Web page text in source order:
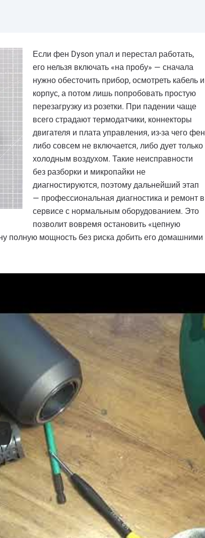
Если фен Dyson упал и перестал работать,
его нельзя включать «на пробу» — сначала
нужно обесточить прибор, осмотреть кабель и
корпус, а потом лишь попробовать простую
перезагрузку из розетки. При падении чаще
всего страдают термодатчики, коннекторы
двигателя и плата управления, из-за чего фен
либо совсем не включается, либо дует только
холодным воздухом. Такие неисправности
без разборки и микропайки не
диагностируются, поэтому дальнейший этап
— профессиональная диагностика и ремонт в
сервисе с нормальным оборудованием. Это
позволит вовремя остановить «цепную
полную мощность без риска добить его домашними